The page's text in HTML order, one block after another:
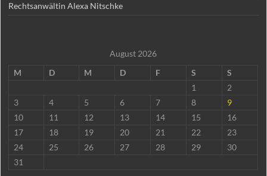
Rechtsanwältin Alexa Nitschke
August 2026
M
D M D F S
S
1
2
3
4 5 6 7 8
9
10
11 12 13 14 15
16
17
18 19 20 21 22
23
24
25 26 27 28 29
30
31